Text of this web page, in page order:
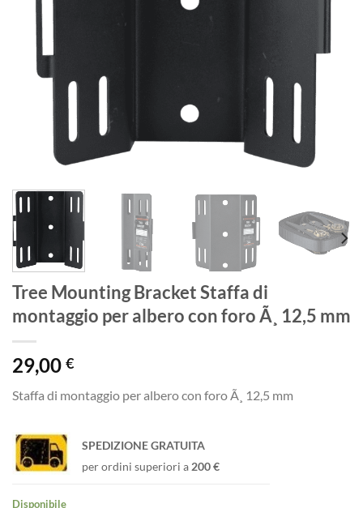
Tree Mounting Bracket Staffa di
montaggio per albero con foro Ã¸ 12,5 mm
29,00 €
Staffa di montaggio per albero con foro Ã¸ 12,5 mm
SPEDIZIONE GRATUITA
per ordini superiori a 200 €
Disponibile